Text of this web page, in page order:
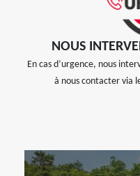
NOUS
En cas d’urgence, nous
à nous contacter via